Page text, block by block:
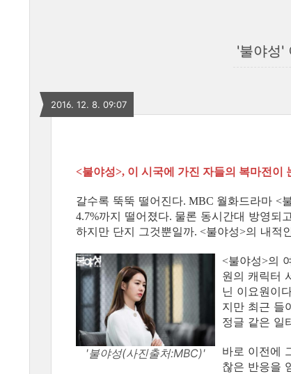
'불야성'
2016. 12. 8. 09:07
<불야성>, 이 시국에 가진 자들의 복마전이
갈수록 뚝뚝 떨어진다. MBC 월화드라마 <
4.7%까지 떨어졌다. 물론 동시간대 방영되
하지만 단지 그것뿐일까. <불야성>의 내적
'불야성(사진출처:MBC)'
<불야성>의
원의 캐릭터
닌 이요원이
지만 최근 들
정글 같은 일
바로 이전에
찮은 반응을